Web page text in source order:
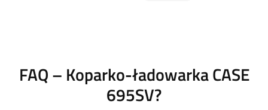
FAQ – Koparko-ładowarka CASE
695SV?